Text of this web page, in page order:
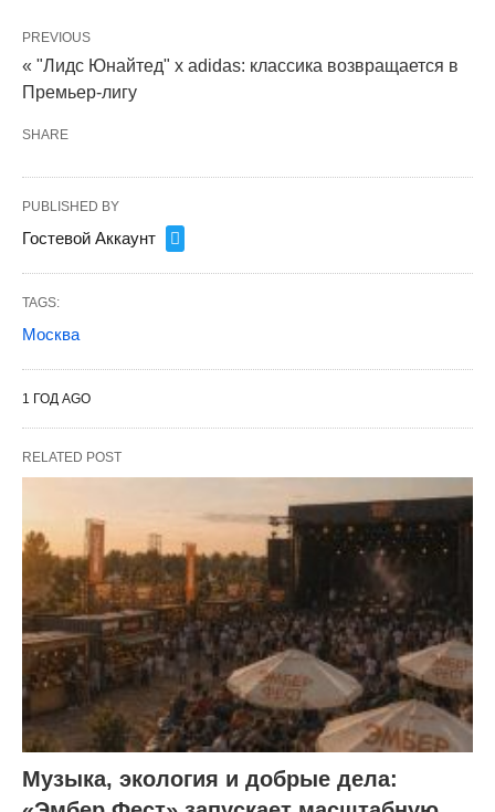
PREVIOUS
« "Лидс Юнайтед" x adidas: классика возвращается в
Премьер-лигу
SHARE
PUBLISHED BY
Гостевой Аккаунт
TAGS:
Москва
1 ГОД AGO
RELATED POST
Музыка, экология и добрые дела: